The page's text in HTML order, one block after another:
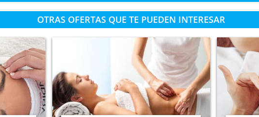
OTRAS OFERTAS QUE TE PUEDEN INTERESAR